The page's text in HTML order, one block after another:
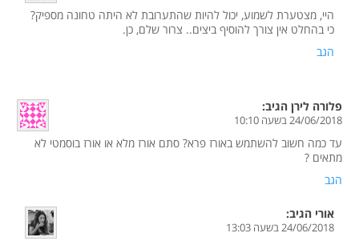
היי, מצטערת לשמוע, יכול להיות שהתערובת לא היתה טחונה מספיק?
כי בהחלט אין צורך להוסיף ביצים.. צרור שלם, כן.
הגב
פלורה לירן הגיב:
24/06/2018 בשעה 10:10
עד כמה חשוב להשתמש באורז פרא? סתם אורז מלא או אורז בוסמטי לא
מתאים ?
הגב
אורי הגיב:
24/06/2018 בשעה 13:03